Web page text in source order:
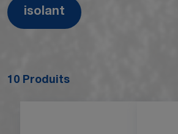
isolant
10 Produits